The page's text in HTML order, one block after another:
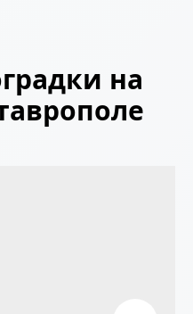
на